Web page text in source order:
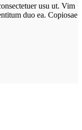
usu ut. Vim
duo ea. Copiosae